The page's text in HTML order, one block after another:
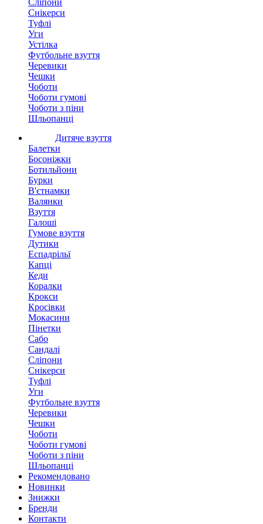
Сліпони
Снікерси
Туфлі
Уги
Устілка
Футбольне взуття
Черевики
Чешки
Чоботи
Чоботи гумові
Чоботи з піни
Шльопанці
Дитяче взуття
Балетки
Босоніжки
Ботильйони
Бурки
В'єтнамки
Валянки
Взуття
Галоші
Гумове взуття
Дутики
Еспадрільї
Капці
Кеди
Коралки
Крокси
Кросівки
Мокасини
Пінетки
Сабо
Сандалі
Сліпони
Снікерси
Туфлі
Уги
Футбольне взуття
Черевики
Чешки
Чоботи
Чоботи гумові
Чоботи з піни
Шльопанці
Рекомендовано
Новинки
Знижки
Бренди
Контакти